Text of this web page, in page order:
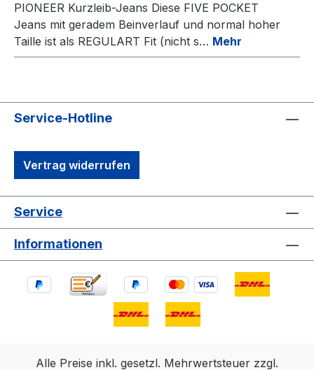
PIONEER Kurzleib-Jeans Diese FIVE POCKET
Jeans mit geradem Beinverlauf und normal hoher
Taille ist als REGULART Fit (nicht s… Mehr
Service-Hotline
Vertrag widerrufen
Service
Informationen
Alle Preise inkl. gesetzl. Mehrwertsteuer zzgl.